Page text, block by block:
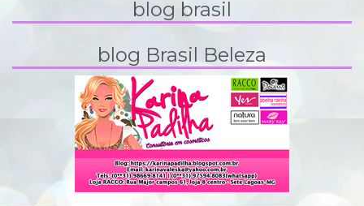
blog brasil
blog Brasil Beleza